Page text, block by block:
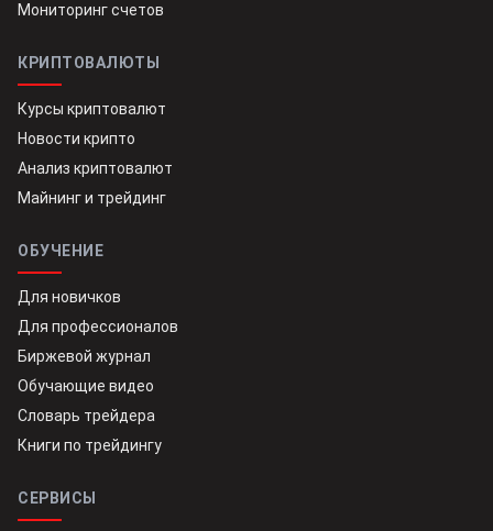
Мониторинг счетов
КРИПТОВАЛЮТЫ
Курсы криптовалют
Новости крипто
Анализ криптовалют
Майнинг и трейдинг
ОБУЧЕНИЕ
Для новичков
Для профессионалов
Биржевой журнал
Обучающие видео
Словарь трейдера
Книги по трейдингу
СЕРВИСЫ